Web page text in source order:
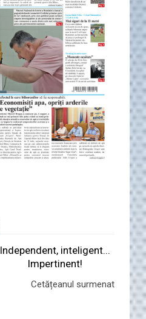
Independent, inteligent...
Impertinent!
Cetățeanul surmenat